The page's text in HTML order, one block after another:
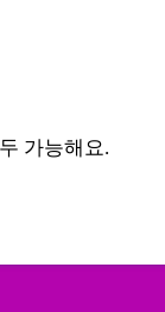
가능해요.